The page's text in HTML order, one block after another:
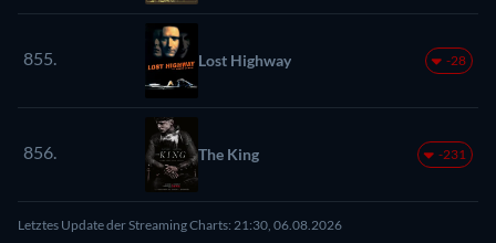
855. Lost Highway -28
856. The King -231
Letztes Update der Streaming Charts: 21:30, 06.08.2026